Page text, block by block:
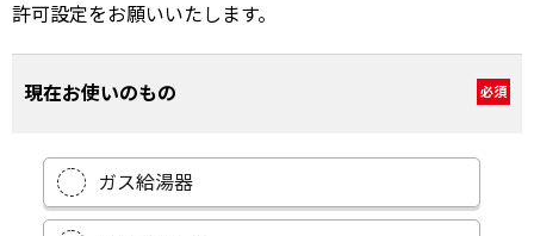
許可設定をお願いいたします。
現在お使いのもの 必須
ガス給湯器